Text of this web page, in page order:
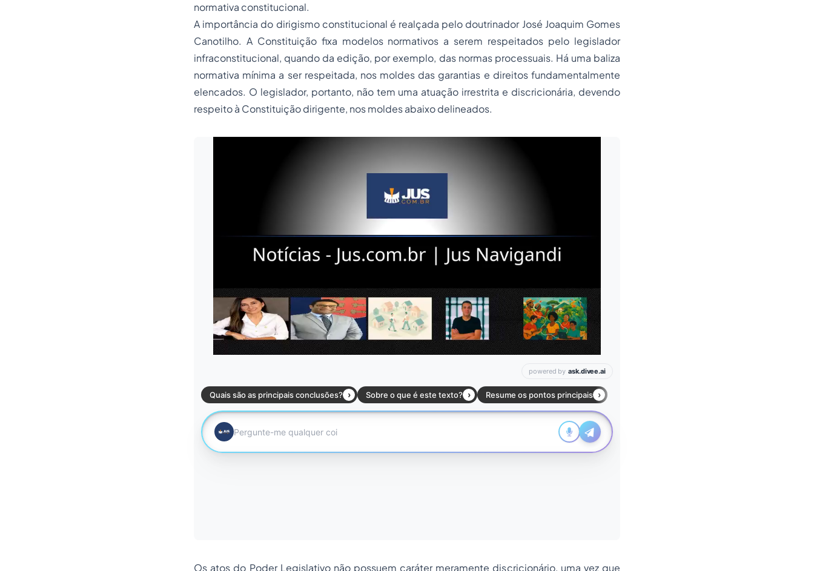
normativa constitucional.
A importância do dirigismo constitucional é realçada pelo doutrinador José Joaquim Gomes
Canotilho. A Constituição fixa modelos normativos a serem respeitados pelo legislador
infraconstitucional, quando da edição, por exemplo, das normas processuais. Há uma baliza
normativa mínima a ser respeitada, nos moldes das garantias e direitos fundamentalmente
elencados. O legislador, portanto, não tem uma atuação irrestrita e discricionária, devendo
respeito à Constituição dirigente, nos moldes abaixo delineados.
Os atos do Poder Legislativo não possuem caráter meramente discricionário, uma vez que